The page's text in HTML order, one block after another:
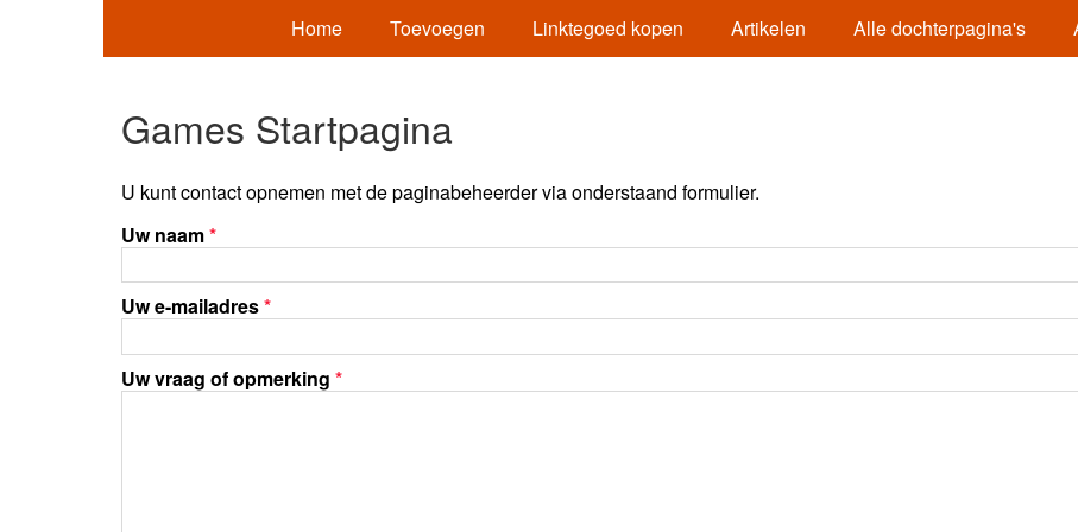
Home Toevoegen Linktegoed kopen Artikelen Alle dochterpagina's
Games Startpagina
U kunt contact opnemen met de paginabeheerder via onderstaand formulier.
Uw naam*
Uw e-mailadres*
Uw vraag of opmerking *